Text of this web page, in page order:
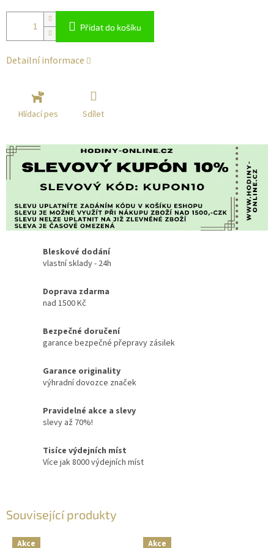
Přidat do košíku
Detailní informace
Hlídací pes Sdílet
Bleskové dodání
vlastní sklady - 24h
Doprava zdarma
nad 1500 Kč
Bezpečné doručení
garance bezpečné přepravy zásilek
Garance originality
výhradní dovozce značek
Pravidelné akce a slevy
slevy až 70%!
Tisíce výdejních míst
Více jak 8000 výdejních míst
Související produkty
Akce Akce